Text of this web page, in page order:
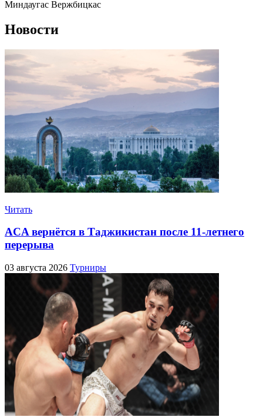
Миндаугас Вержбицкас
Новости
Читать
ACA вернётся в Таджикистан после 11-летнего
перерыва
03 августа 2026 Турниры